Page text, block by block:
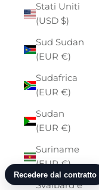
Stati Uniti
(USD $)
Sud Sudan
(EUR €)
Sudafrica
(EUR €)
Sudan
(EUR €)
Suriname
(EUR €)
Svalbard e